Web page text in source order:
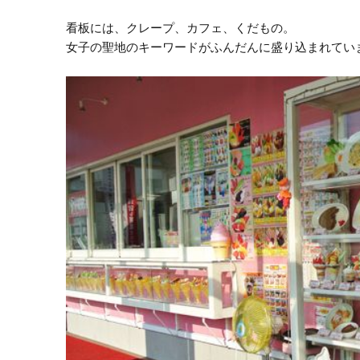
看板には、クレープ、カフェ、くだもの。
女子の聖地のキーワードがふんだんに盛り込まれて